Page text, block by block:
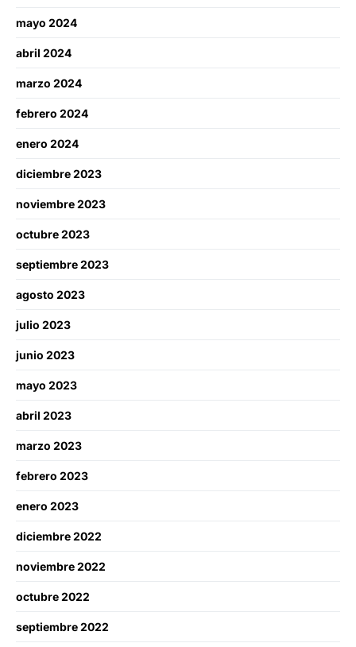
mayo 2024
abril 2024
marzo 2024
febrero 2024
enero 2024
diciembre 2023
noviembre 2023
octubre 2023
septiembre 2023
agosto 2023
julio 2023
junio 2023
mayo 2023
abril 2023
marzo 2023
febrero 2023
enero 2023
diciembre 2022
noviembre 2022
octubre 2022
septiembre 2022